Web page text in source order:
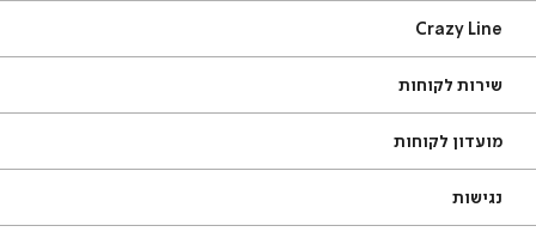
Crazy Line
סניפים
צור קשר
לקוחותשירות לקוחות
מדריך מידות
מועדון לקוחות
נגישות